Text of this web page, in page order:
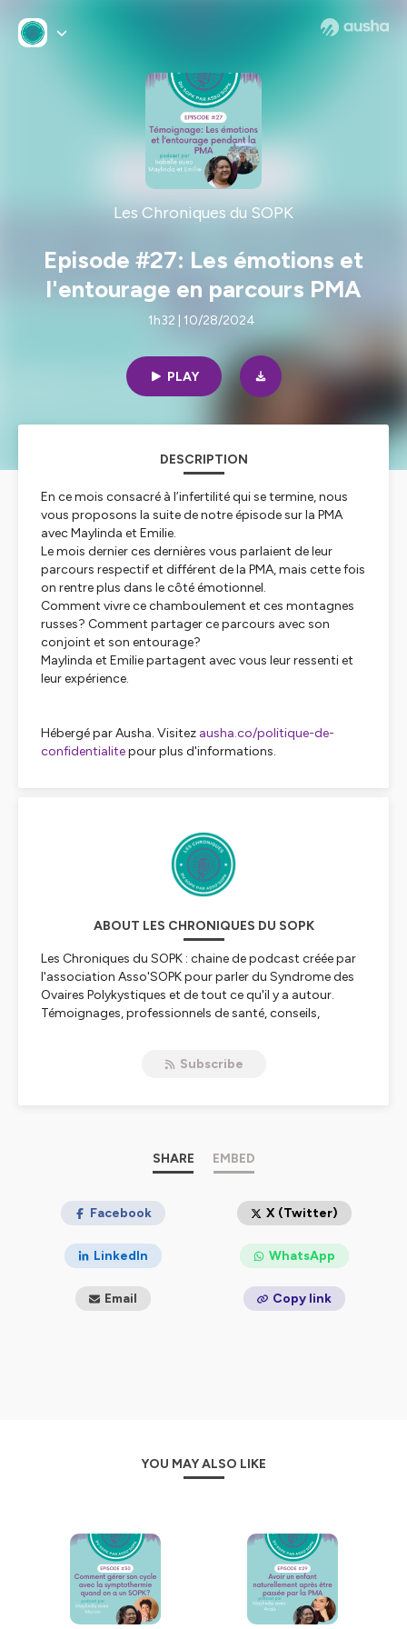
Les Chroniques du SOPK
Episode #27: Les émotions et
l'entourage en parcours PMA
1h32 | 10/28/2024
PLAY
DESCRIPTION
En ce mois consacré à l’infertilité qui se termine, nous
vous proposons la suite de notre épisode sur la PMA
avec Maylinda et Emilie.
Le mois dernier ces dernières vous parlaient de leur
parcours respectif et différent de la PMA, mais cette fois
on rentre plus dans le côté émotionnel.
Comment vivre ce chamboulement et ces montagnes
russes? Comment partager ce parcours avec son
conjoint et son entourage?
Maylinda et Emilie partagent avec vous leur ressenti et
leur expérience.
Hébergé par Ausha. Visitez ausha.co/politique-de-
confidentialitepour plus d'informations.
ABOUT LES CHRONIQUES DU SOPK
Les Chroniques du SOPK : chaine de podcast créée par
l'association Asso'SOPK pour parler du Syndrome des
Ovaires Polykystiques et de tout ce qu'il y a autour.
Témoignages, professionnels de santé, conseils,
Subscribe
SHARE EMBED
Facebook X (Twitter)
LinkedIn WhatsApp
Email Copy link
YOU MAY ALSO LIKE